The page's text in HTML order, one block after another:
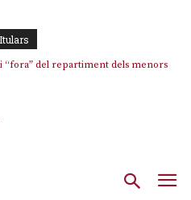
“fora” del repartiment dels menors